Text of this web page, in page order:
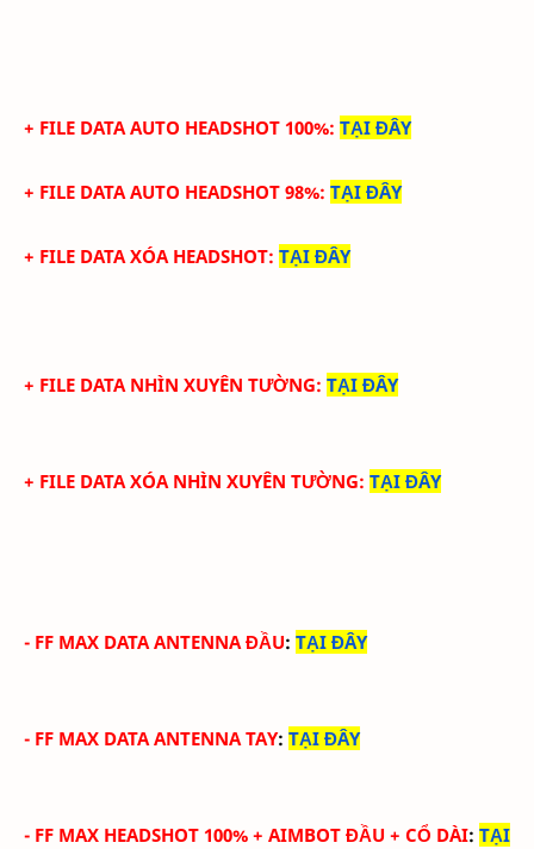
+ FILE DATAAUTO HEADSHOT 100%: TẠI ĐÂY
+ FILE DATAAUTO HEADSHOT 98%: TẠI ĐÂY
+ FILE DATA XÓAHEADSHOT: TẠI ĐÂY
+ FILE DATA NHÌN XUYÊN TƯỜNG: TẠI ĐÂY
+ FILE DATA XÓA NHÌN XUYÊN TƯỜNG: TẠI ĐÂY
- FF MAX DATA ANTENNA ĐẦU: TẠI ĐÂY
- FF MAX DATA ANTENNA TAY: TẠI ĐÂY
- FF MAX HEADSHOT 100% + AIMBOT ĐẦU + CỔ DÀI: TẠI